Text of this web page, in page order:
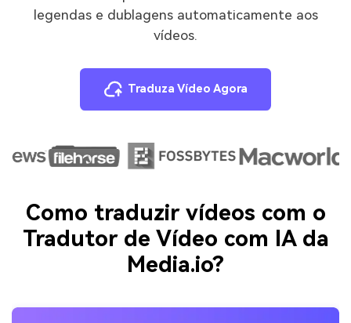
legendas e dublagens automaticamente aos
vídeos.
Traduza Vídeo Agora
Como traduzir vídeos com o
Tradutor de Vídeo com IA da
Media.io?